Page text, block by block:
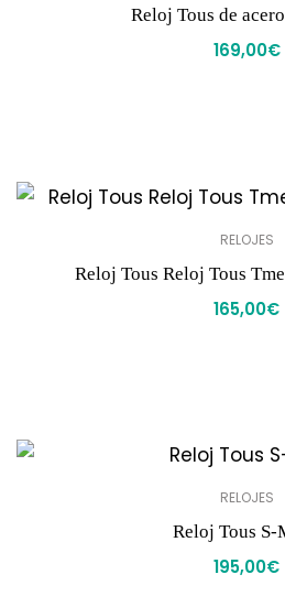
Reloj Tous de
169,00€
RELOJES
Reloj Tous Reloj Tous
165,00€
RELOJES
Reloj Tous S-
195,00€